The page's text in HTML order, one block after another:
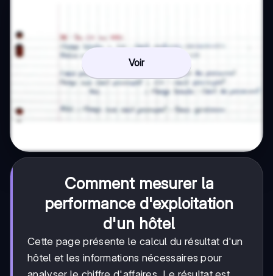
Voir
Comment mesurer la
performance d'exploitation
d'un hôtel
Cette page présente le calcul du résultat d'un
hôtel et les informations nécessaires pour